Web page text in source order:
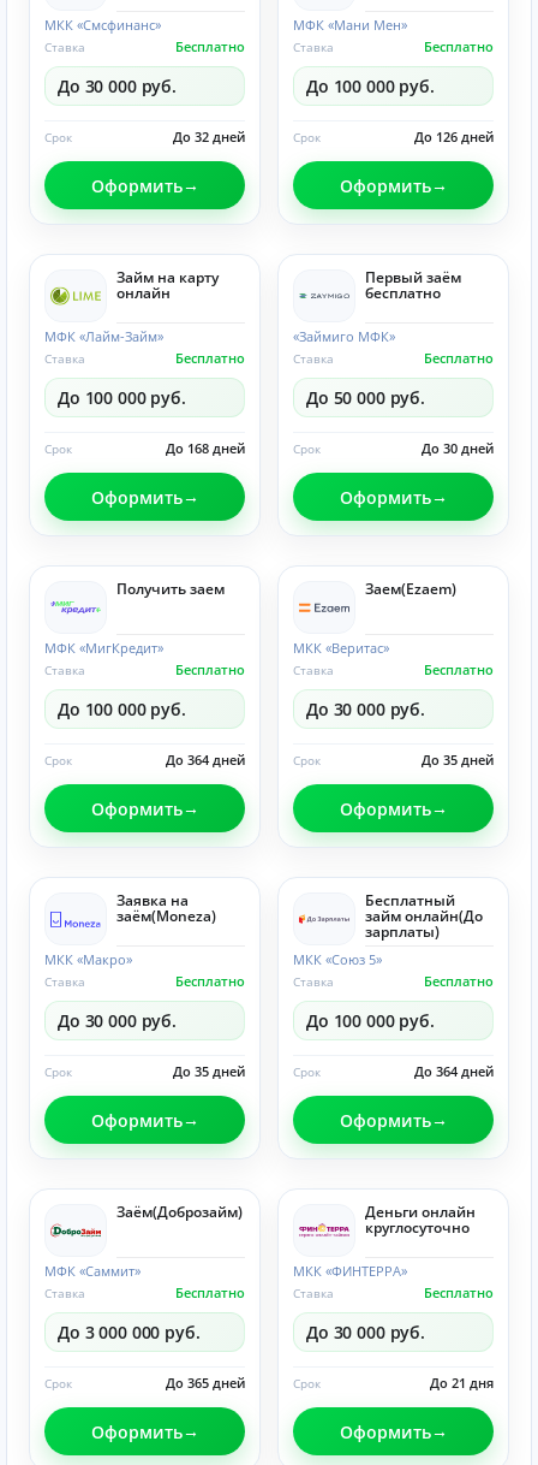
МКК «Смсфинанс»
Бесплатно
Ставка
До 30 000 руб.
До 32 дней
Срок
Оформить
МФК «Мани Мен»
Бесплатно
Ставка
До 100 000 руб.
До 126 дней
Срок
Оформить
Займ на карту
онлайн
МФК «Лайм-Займ»
Бесплатно
Ставка
До 100 000 руб.
До 168 дней
Срок
Оформить
Первый заём
бесплатно
«Займиго МФК»
Бесплатно
Ставка
До 50 000 руб.
До 30 дней
Срок
Оформить
Получить заем
МФК «МигКредит»
Бесплатно
Ставка
До 100 000 руб.
До 364 дней
Срок
Оформить
Заем(Ezaem)
МКК «Веритас»
Бесплатно
Ставка
До 30 000 руб.
До 35 дней
Срок
Оформить
Заявка на
заём(Moneza)
МКК «Макро»
Бесплатно
Ставка
До 30 000 руб.
До 35 дней
Срок
Оформить
Бесплатный
займ онлайн(До
зарплаты)
МКК «Союз 5»
Бесплатно
Ставка
До 100 000 руб.
До 364 дней
Срок
Оформить
Заём(Доброзайм)
МФК «Саммит»
Бесплатно
Ставка
До 3 000 000 руб.
До 365 дней
Срок
Оформить
Деньги онлайн
круглосуточно
МКК «ФИНТЕРРА»
Бесплатно
Ставка
До 30 000 руб.
До 21 дня
Срок
Оформить